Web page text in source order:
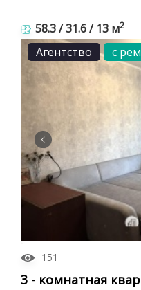
58.3 / 31.6 / 13 м2
Агентство
с
151
3 - комнатная